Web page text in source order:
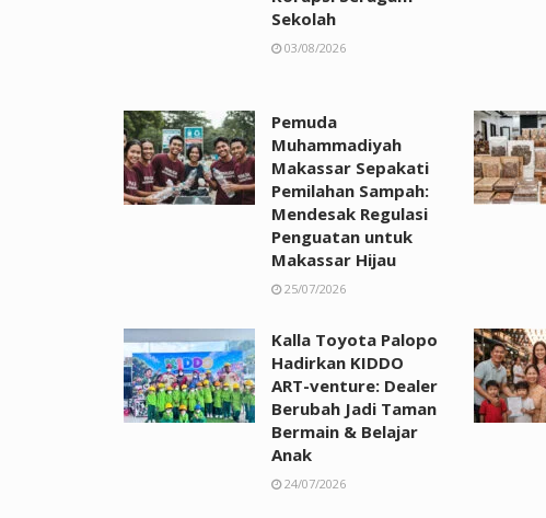
Sekolah
03/08/2026
Pemuda
Muhammadiyah
Makassar Sepakati
Pemilahan Sampah:
Mendesak Regulasi
Penguatan untuk
Makassar Hijau
25/07/2026
Kalla Toyota Palopo
Hadirkan KIDDO
ART-venture: Dealer
Berubah Jadi Taman
Bermain & Belajar
Anak
24/07/2026